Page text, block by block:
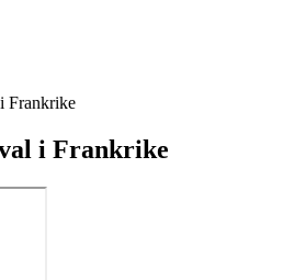
Frankrike
i Frankrike